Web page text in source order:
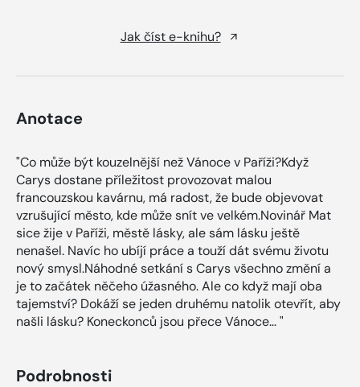
Jak číst e-knihu?
Anotace
"Co může být kouzelnější než Vánoce v Paříži?Když
Carys dostane příležitost provozovat malou
francouzskou kavárnu, má radost, že bude objevovat
vzrušující město, kde může snít ve velkém.Novinář Mat
sice žije v Paříži, městě lásky, ale sám lásku ještě
nenašel. Navíc ho ubíjí práce a touží dát svému životu
nový smysl.Náhodné setkání s Carys všechno změní a
je to začátek něčeho úžasného. Ale co když mají oba
tajemství? Dokáží se jeden druhému natolik otevřít, aby
našli lásku? Koneckonců jsou přece Vánoce… "
Podrobnosti